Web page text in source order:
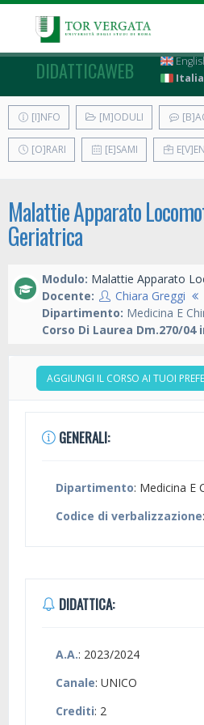
DIDATTICAWEB
[I]NFO [M]ODULI
[O]RARI [E]SAMI
Malattie Apparato
Geriatrica
Modulo: Malattie Apparato
Docente:
Chiara Greggi
Dipartimento: Medicina E
Corso Di Laurea Dm.270/04
AGGIUNGI IL CORSO AI TUOI
GENERALI:
Dipartimento: Medicina E
Codice di verbalizzazione
DIDATTICA:
A.A.: 2023/2024
Canale: UNICO
Crediti: 2